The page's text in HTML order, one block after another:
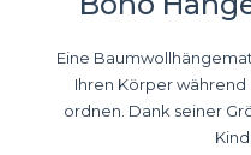
Eine
Ihren Körper
ordnen. Dank seiner